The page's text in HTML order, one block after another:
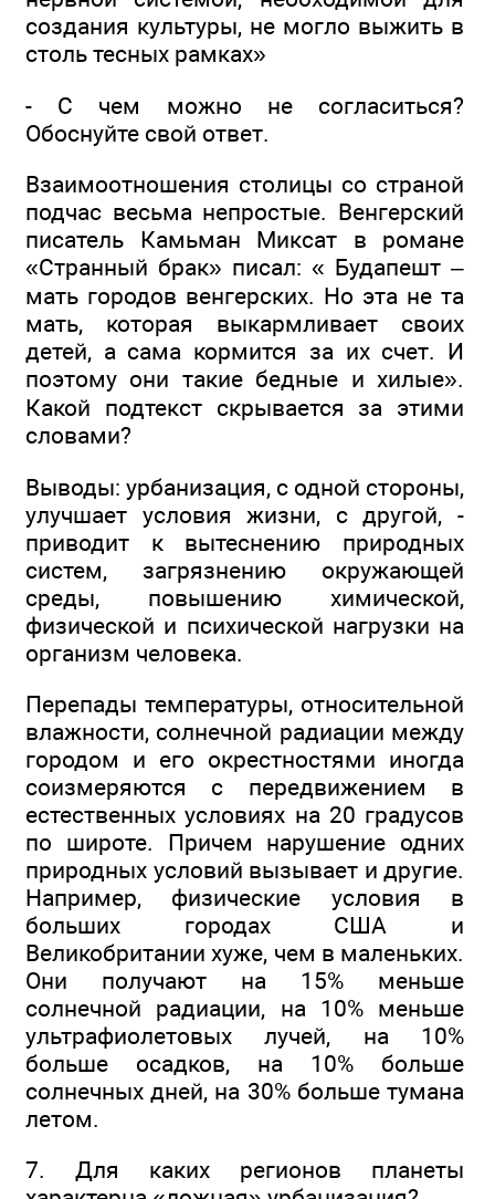
создания культуры, не могло выжить в
столь тесных рамках»
- С чем можно не согласиться?
Обоснуйте свой ответ.
Взаимоотношения столицы со страной
подчас весьма непростые. Венгерский
писатель Камьман Миксат в романе
«Странный брак» писал: « Будапешт –
мать городов венгерских. Но эта не та
мать, которая выкармливает своих
детей, а сама кормится за их счет. И
поэтому они такие бедные и хилые».
Какой подтекст скрывается за этими
словами?
Выводы: урбанизация, с одной стороны,
улучшает условия жизни, с другой, -
приводит к вытеснению природных
систем, загрязнению окружающей
среды, повышению химической,
физической и психической нагрузки на
организм человека.
Перепады температуры, относительной
влажности, солнечной радиации между
городом и его окрестностями иногда
соизмеряются с передвижением в
естественных условиях на 20 градусов
по широте. Причем нарушение одних
природных условий вызывает и другие.
Например, физические условия в
больших городах США и
Великобритании хуже, чем в маленьких.
Они получают на 15% меньше
солнечной радиации, на 10% меньше
ультрафиолетовых лучей, на 10%
больше осадков, на 10% больше
солнечных дней, на 30% больше тумана
летом.
7. Для каких регионов планеты